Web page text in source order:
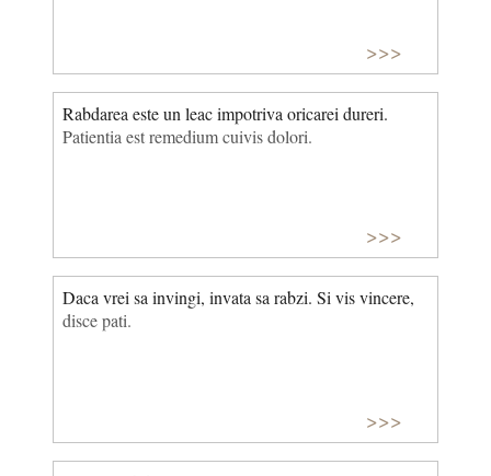
>>>
Rabdarea este un leac impotriva oricarei dureri.
Patientia est remedium cuivis dolori.
>>>
Daca vrei sa invingi, invata sa rabzi. Si vis vincere,
disce pati.
>>>